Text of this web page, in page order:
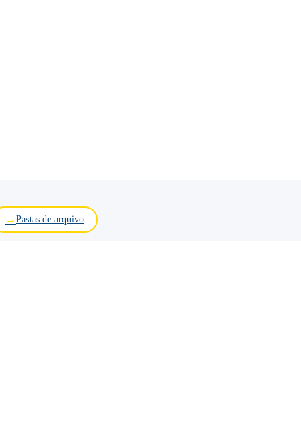
Pastas de arquivo